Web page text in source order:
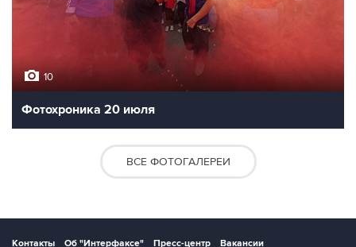
10
Фотохроника 20 июля
ВСЕ ФОТОГАЛЕРЕИ
Контакты Об "Интерфаксе" Пресс-центр
Вакансии